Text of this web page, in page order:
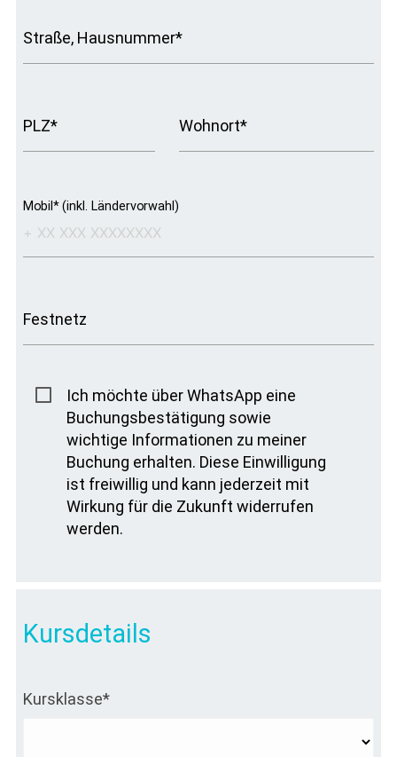
Straße, Hausnummer*
PLZ* Wohnort*
Mobil* (inkl. Ländervorwahl)
Festnetz
Ich möchte über WhatsApp eine
Buchungsbestätigung sowie
wichtige Informationen zu meiner
Buchung erhalten. Diese Einwilligung
ist freiwillig und kann jederzeit mit
Wirkung für die Zukunft widerrufen
werden.
Kursdetails
Kursklasse*